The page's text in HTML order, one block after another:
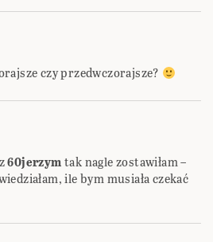
czy przedwczorajsze?
60jerzymtak nagle zostawiłam –
ile bym musiała czekać